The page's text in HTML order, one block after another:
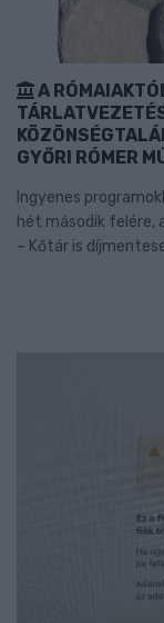
A
GYŐRI RÓMER
Ingyenes
hét második felére,
– Kőtár is